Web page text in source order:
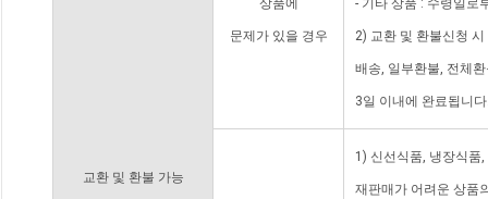
교환 및 환불 가능
상품에
문제가 있을 경우
- 기타 상품 : 수령일로
2) 교환 및 환불신청
배송, 일부환불, 전체
3일 이내에 완료됩니
1) 신선식품, 냉장식품
재판매가 어려운 상품